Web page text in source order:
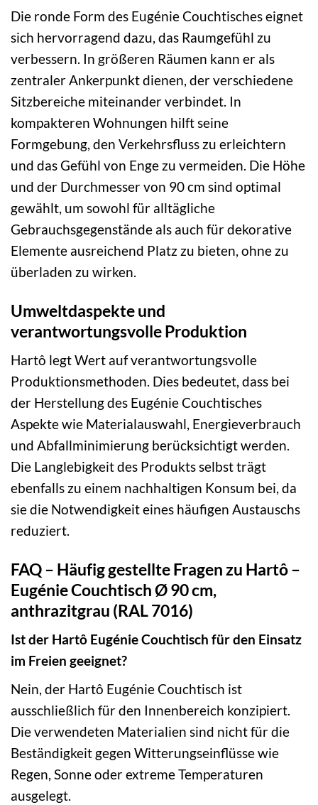
Die ronde Form des Eugénie Couchtisches eignet
sich hervorragend dazu, das Raumgefühl zu
verbessern. In größeren Räumen kann er als
zentraler Ankerpunkt dienen, der verschiedene
Sitzbereiche miteinander verbindet. In
kompakteren Wohnungen hilft seine
Formgebung, den Verkehrsfluss zu erleichtern
und das Gefühl von Enge zu vermeiden. Die Höhe
und der Durchmesser von 90 cm sind optimal
gewählt, um sowohl für alltägliche
Gebrauchsgegenstände als auch für dekorative
Elemente ausreichend Platz zu bieten, ohne zu
überladen zu wirken.
Umweltdaspekte und
verantwortungsvolle Produktion
Hartô legt Wert auf verantwortungsvolle
Produktionsmethoden. Dies bedeutet, dass bei
der Herstellung des Eugénie Couchtisches
Aspekte wie Materialauswahl, Energieverbrauch
und Abfallminimierung berücksichtigt werden.
Die Langlebigkeit des Produkts selbst trägt
ebenfalls zu einem nachhaltigen Konsum bei, da
sie die Notwendigkeit eines häufigen Austauschs
reduziert.
FAQ – Häufig gestellte Fragen zu Hartô –
Eugénie Couchtisch Ø 90 cm,
anthrazitgrau (RAL 7016)
Ist der Hartô Eugénie Couchtisch für den Einsatz
im Freien geeignet?
Nein, der Hartô Eugénie Couchtisch ist
ausschließlich für den Innenbereich konzipiert.
Die verwendeten Materialien sind nicht für die
Beständigkeit gegen Witterungseinflüsse wie
Regen, Sonne oder extreme Temperaturen
ausgelegt.